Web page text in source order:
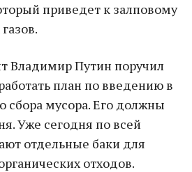
приведет к залповому
Владимир Путин поручил
план по введению в
сбора мусора. Его должны
Уже сегодня по всей
отдельные баки для
отходов.